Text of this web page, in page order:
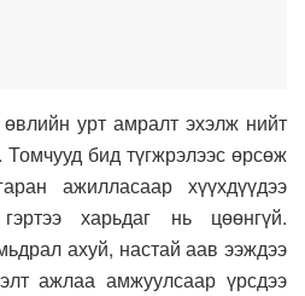
урт амралт эхэлж нийт
бид түгжрэлээс өрсөж
ажилласаар хүүхдүүдээ
харьдаг нь цөөнгүй.
ахуй, настай аав ээждээ
ажлаа амжуулсаар үрсдээ